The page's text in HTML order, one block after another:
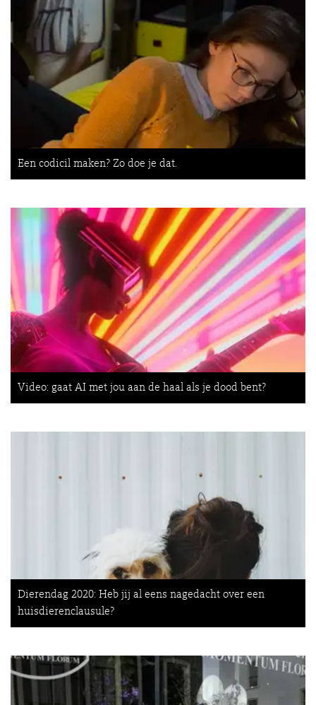
Een codicil maken? Zo doe je dat.
Video: gaat AI met jou aan de haal als je dood bent?
Dierendag 2020: Heb jij al eens nagedacht over een
huisdierenclausule?